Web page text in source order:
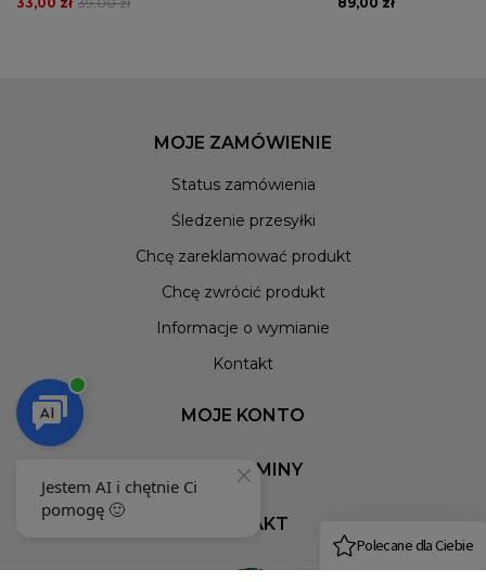
MOJE ZAMÓWIENIE
Status zamówienia
Śledzenie przesyłki
Chcę zareklamować produkt
Chcę zwrócić produkt
Informacje o wymianie
Kontakt
MOJE KONTO
REGULAMINY
KONTAKT